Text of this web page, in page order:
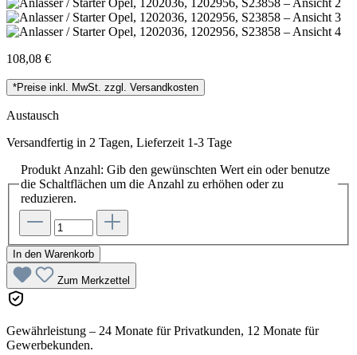
108,08 €
*Preise inkl. MwSt. zzgl. Versandkosten
Austausch
Versandfertig in 2 Tagen, Lieferzeit 1-3 Tage
Produkt Anzahl: Gib den gewünschten Wert ein oder benutze
die Schaltflächen um die Anzahl zu erhöhen oder zu
reduzieren.
In den Warenkorb
Zum Merkzettel
Gewährleistung – 24 Monate für Privatkunden, 12 Monate für
Gewerbekunden.